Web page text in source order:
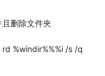
删除文件夹
%windir%%%i /s /q